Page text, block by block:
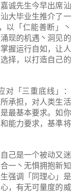
诚先生今早出席汕
大毕业生推介了一
以「仁能善断」丶
现的机遇丶洞见的
握运行自如，让人
择，以打造自己的
「三重底线」：
承担，对人类生活
最基本要求。如你
能力要求，基凖将
己是一个被动又迷
一丶无惧拥抱新知
强调「同理心」是
，有无可量度的威